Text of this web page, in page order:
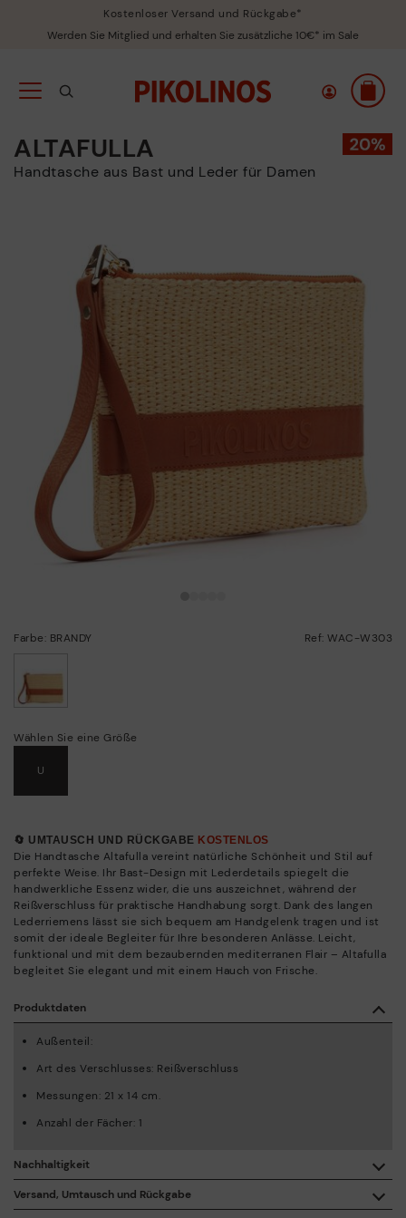
Kostenloser Versand und Rückgabe*
Werden Sie Mitglied und erhalten Sie zusätzliche 10€* im Sale
ALTAFULLA
Handtasche aus Bast und Leder für Damen
Farbe: BRANDY Ref: WAC-W303
Wählen Sie eine Größe
U
🔄 UMTAUSCH UND RÜCKGABE KOSTENLOS
Die Handtasche Altafulla vereint natürliche Schönheit und Stil auf
perfekte Weise. Ihr Bast-Design mit Lederdetails spiegelt die
handwerkliche Essenz wider, die uns auszeichnet, während der
Reißverschluss für praktische Handhabung sorgt. Dank des langen
Lederriemens lässt sie sich bequem am Handgelenk tragen und ist
somit der ideale Begleiter für Ihre besonderen Anlässe. Leicht,
funktional und mit dem bezaubernden mediterranen Flair – Altafulla
begleitet Sie elegant und mit einem Hauch von Frische.
Produktdaten
Außenteil:
Art des Verschlusses: Reißverschluss
Messungen: 21 x 14 cm.
Anzahl der Fächer: 1
Versand, Umtausch und Rückgabe
Nachhaltigkeit
Mit dem Kauf dieses Produkts unterstützen Sie eine
verantwortungsvolle Lederherstellung durch die Leather